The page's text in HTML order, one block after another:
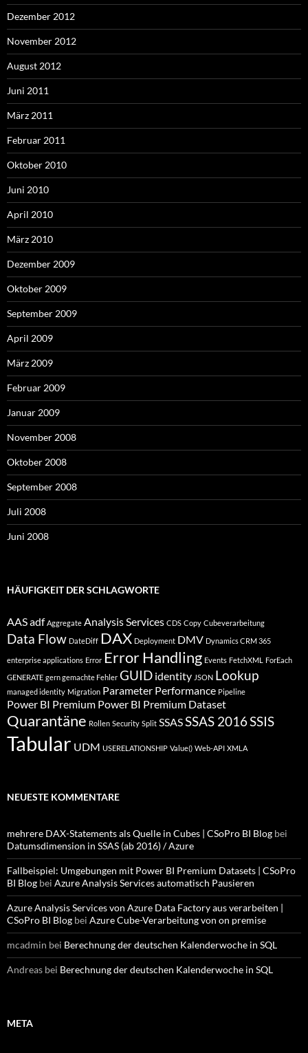
Dezember 2012
November 2012
August 2012
Juni 2011
März 2011
Februar 2011
Oktober 2010
Juni 2010
April 2010
März 2010
Dezember 2009
Oktober 2009
September 2009
April 2009
März 2009
Februar 2009
Januar 2009
November 2008
Oktober 2008
September 2008
Juli 2008
Juni 2008
HÄUFIGKEIT DER SCHLAGWORTE
AASadf Aggregate Analysis Services CDS Copy Cubeverarbeitung
Data Flow DateDiff DAX Deployment DMV Dynamics CRM 365
enterprise applications Error Error Handling Events FetchXML
ForEach
GENERATE gern gemachte Fehler GUID identity JSON Lookup
managed identity Migration Parameter Performance Pipeline
Power BI Premium Power BI Premium Dataset
Quarantäne Rollen Security Split SSASSSAS 2016SSIS
Tabular UDM USERELATIONSHIP Value() Web-API XMLA
NEUESTE KOMMENTARE
mehrere DAX-Statements als Quelle in Cubes | CSoPro BI Blog bei
Datumsdimension in SSAS (ab 2016) / Azure
Fallbeispiel: Umgebungen mit Power BI Premium Datasets | CSoPro
BI Blog bei Azure Analysis Services automatisch Pausieren
Azure Analysis Services von Azure Data Factory aus verarbeiten |
CSoPro BI Blog bei Azure Cube-Verarbeitung von on premise
mcadmin bei Berechnung der deutschen Kalenderwoche in SQL
Andreas bei Berechnung der deutschen Kalenderwoche in SQL
META